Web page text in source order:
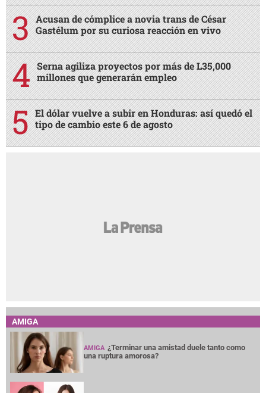
Acusan de cómplice a novia trans de César
Gastélum por su curiosa reacción en vivo
Serna agiliza proyectos por más de L35,000
millones que generarán empleo
El dólar vuelve a subir en Honduras: así quedó el
tipo de cambio este 6 de agosto
AMIGA
AMIGA ¿Terminar una amistad duele tanto como
una ruptura amorosa?